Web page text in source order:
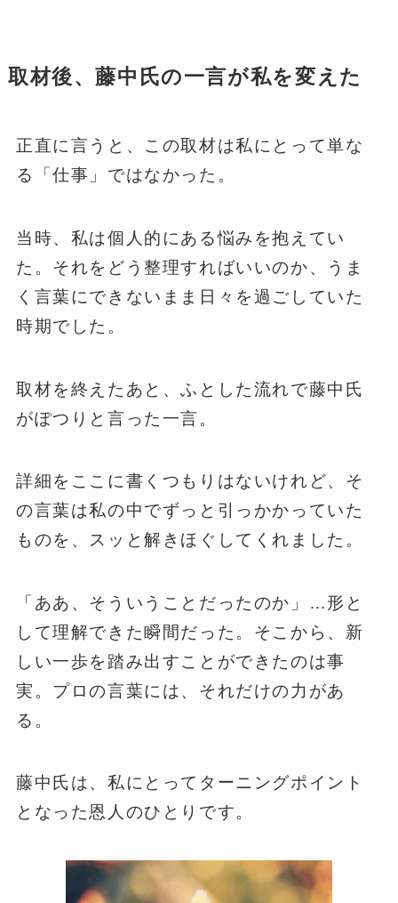
取材後、藤中氏の一言が私を変えた
正直に言うと、この取材は私にとって単な
る「仕事」ではなかった。
当時、私は個人的にある悩みを抱えてい
た。それをどう整理すればいいのか、うま
く言葉にできないまま日々を過ごしていた
時期でした。
取材を終えたあと、ふとした流れで藤中氏
がぽつりと言った一言。
詳細をここに書くつもりはないけれど、そ
の言葉は私の中でずっと引っかかっていた
ものを、スッと解きほぐしてくれました。
「ああ、そういうことだったのか」…形と
して理解できた瞬間だった。そこから、新
しい一歩を踏み出すことができたのは事
実。プロの言葉には、それだけの力があ
る。
藤中氏は、私にとってターニングポイント
となった恩人のひとりです。